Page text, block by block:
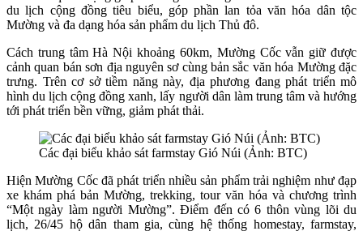
du lịch cộng đồng tiêu biểu, góp phần lan tỏa văn hóa dân tộc
Mường và đa dạng hóa sản phẩm du lịch Thủ đô.
Cách trung tâm Hà Nội khoảng 60km, Mường Cốc vẫn giữ được
cảnh quan bán sơn địa nguyên sơ cùng bản sắc văn hóa Mường đặc
trưng. Trên cơ sở tiềm năng này, địa phương đang phát triển mô
hình du lịch cộng đồng xanh, lấy người dân làm trung tâm và hướng
tới phát triển bền vững, giảm phát thải.
Các đại biểu khảo sát farmstay Gió Núi (Ảnh: BTC)
Hiện Mường Cốc đã phát triển nhiều sản phẩm trải nghiệm như đạp
xe khám phá bản Mường, trekking, tour văn hóa và chương trình
“Một ngày làm người Mường”. Điểm đến có 6 thôn vùng lõi du
lịch, 26/45 hộ dân tham gia, cùng hệ thống homestay, farmstay,